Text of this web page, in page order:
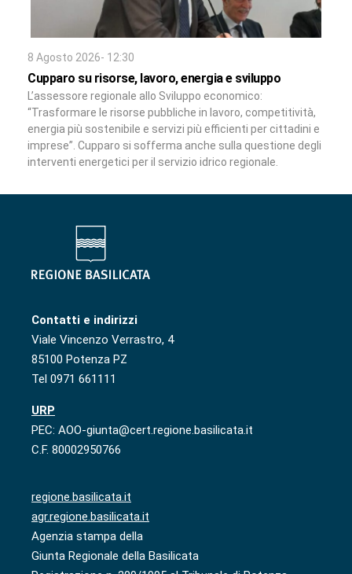
8 Agosto 2026- 12:30
Cupparo su risorse, lavoro, energia e sviluppo
L’assessore regionale allo Sviluppo economico:
“Trasformare le risorse pubbliche in lavoro, competitività,
energia più sostenibile e servizi più efficienti per cittadini e
imprese”. Cupparo si sofferma anche sulla questione degli
interventi energetici per il servizio idrico regionale.
Contatti e indirizzi
Viale Vincenzo Verrastro, 4
85100 Potenza PZ
Tel 0971 661111
URP
PEC: AOO-giunta@cert.regione.basilicata.it
C.F. 80002950766
regione.basilicata.it
agr.regione.basilicata.it
Agenzia stampa della
Giunta Regionale della Basilicata